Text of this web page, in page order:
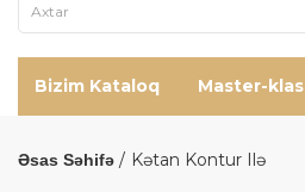
Bizim Kataloq Master-klas
Əsas Səhifə Kətan Kontur Ilə